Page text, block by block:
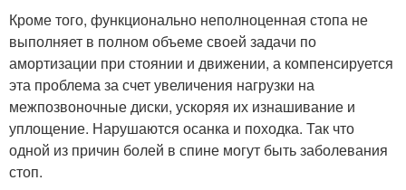
Кроме того, функционально неполноценная стопа не
выполняет в полном объеме своей задачи по
амортизации при стоянии и движении, а компенсируется
эта проблема за счет увеличения нагрузки на
межпозвоночные диски, ускоряя их изнашивание и
уплощение. Нарушаются осанка и походка. Так что
одной из причин болей в спине могут быть заболевания
стоп.